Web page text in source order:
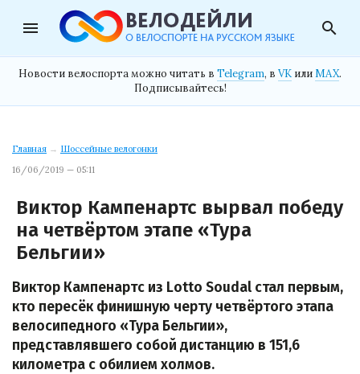
menu search
Новости велоспорта можно читать в Telegram, в VK илиMAX.
Подписывайтесь!
Главная → Шоссейные велогонки
16/06/2019 — 05:11
Виктор Кампенартс вырвал победу
на четвёртом этапе «Тура
Бельгии»
Виктор Кампенартс из Lotto Soudal стал первым,
кто пересёк финишную черту четвёртого этапа
велосипедного «Тура Бельгии»,
представлявшего собой дистанцию в 151,6
километра с обилием холмов.